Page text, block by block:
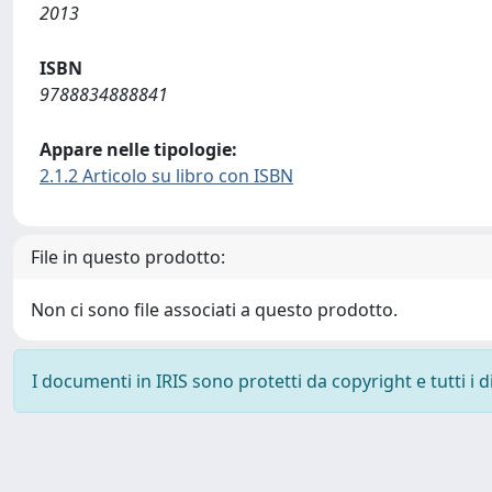
2013
ISBN
9788834888841
Appare nelle tipologie:
2.1.2 Articolo su libro con ISBN
File in questo prodotto:
Non ci sono file associati a questo prodotto.
I documenti in IRIS sono protetti da copyright e tutti i